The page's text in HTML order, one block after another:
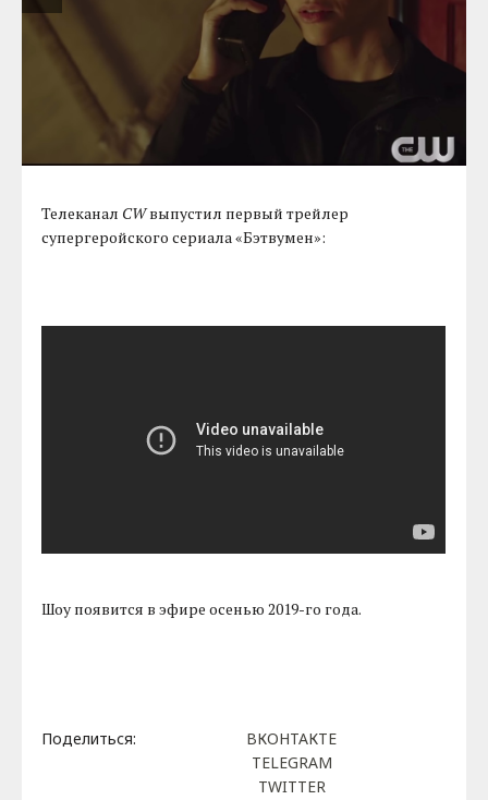
Телеканал CWвыпустил первый трейлер
супергеройского сериала «Бэтвумен»:
Шоу появится в эфире осенью 2019-го года.
Поделиться:
ВКОНТАКТЕ
TELEGRAM
TWITTER